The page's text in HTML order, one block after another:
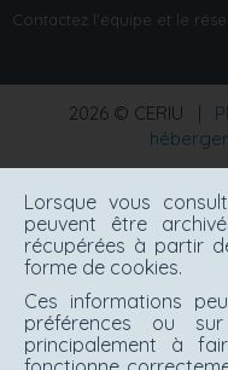
Contactez l'équipe et le
2026 © CERIU |
Lorsque vous
peuvent être
récupérées à partir
forme de cookies.
Ces informations
préférences ou
principalement à